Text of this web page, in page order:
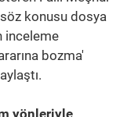
konusu dosya
inceleme
bozma'
yönleriyle